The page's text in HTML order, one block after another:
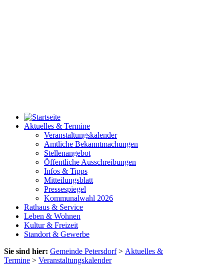
Aktuelles & Termine
Veranstaltungskalender
Amtliche Bekanntmachungen
Stellenangebot
Öffentliche Ausschreibungen
Infos & Tipps
Mitteilungsblatt
Pressespiegel
Kommunalwahl 2026
Rathaus & Service
Leben & Wohnen
Kultur & Freizeit
Standort & Gewerbe
Sie sind hier: Gemeinde Petersdorf> Aktuelles &
Termine > Veranstaltungskalender